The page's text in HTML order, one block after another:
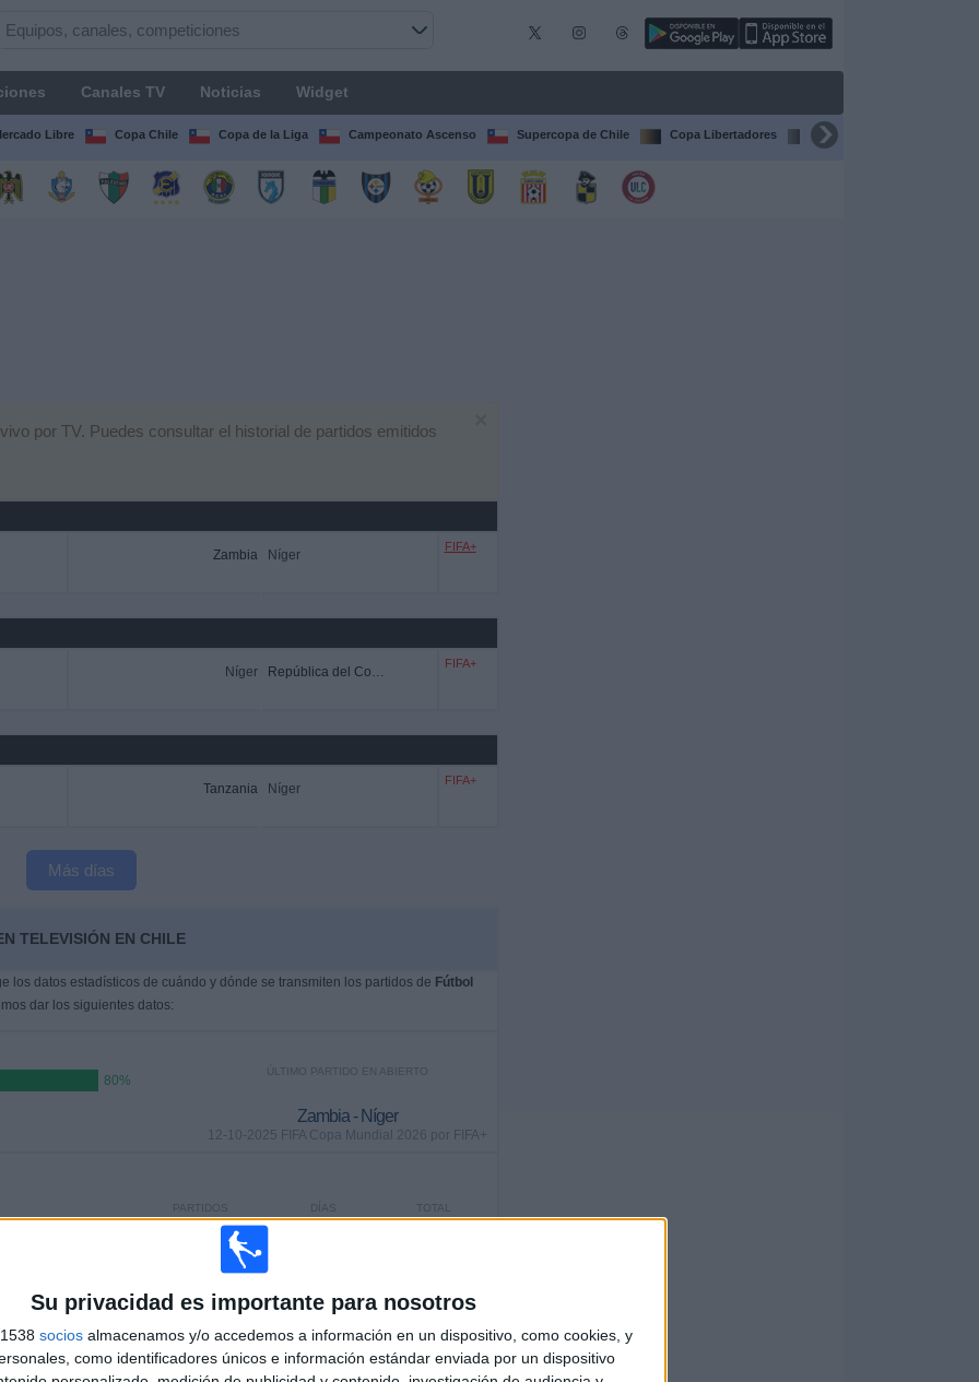
Su privacidad es importante para nosotros
socios almacenamos y/o accedemos a información en un dispositivo, como cookies, y
como identificadores únicos e información estándar enviada por un dispositivo
Canales TV Noticias Widget
Libre Copa Chile Copa de la Liga Campeonato Ascenso Supercopa de Chile Copa Libertadores Copa Sudamericana
por TV. Puedes consultar el historial de partidos emitidos
Zambia Níger
FIFA+
Níger República del Congo
FIFA+
Tanzania Níger
FIFA+
Más días
TELEVISIÓN EN CHILE
los datos estadísticos de cuándo y dónde se transmiten los partidos de Fútbol
dar los siguientes datos:
80%
ÚLTIMO PARTIDO EN ABIERTO
Zambia - Níger
12-10-2025 FIFA Copa Mundial 2026 por FIFA+
TOTAL
DÍAS
PARTIDOS
CONSECUTIVOS